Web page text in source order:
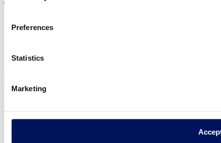
Preferences
Statistics
Marketing
Avís legal
Política de cookies
Fluidra S.A. 2025